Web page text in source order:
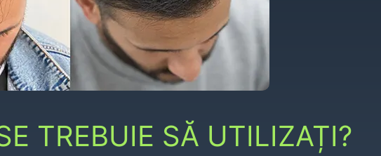
TREBUIE SĂ UTILIZAȚI?